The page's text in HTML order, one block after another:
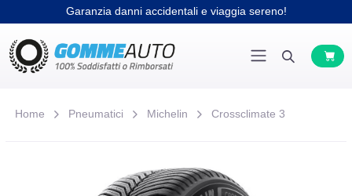
Garanzia danni accidentali e viaggia sereno!
Home Pneumatici Michelin Crossclimate 3